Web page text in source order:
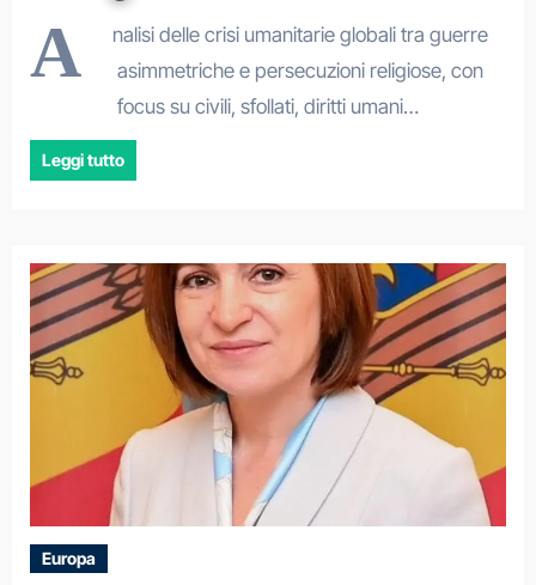
A
nalisi delle crisi umanitarie globali tra guerre
asimmetriche e persecuzioni religiose, con
focus su civili, sfollati, diritti umani…
Leggi tutto
Europa